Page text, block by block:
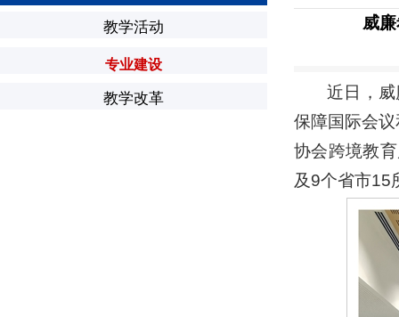
教学活动
专业建设
教学改革
威
近日，
保障国际会
协会跨境教
及9个省市15